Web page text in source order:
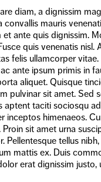
diam, a dignissim
convallis mauris
et ante quis dignissim.
quis venenatis nisl.
felis ullamcorper
ante ipsum primis in
aliquet. Quisque
pulvinar sit amet. Sed
aptent taciti sociosqu
inceptos himenaeos.
sit amet urna
Pellentesque tellus
mattis ex. Duis
erat dignissim justo,